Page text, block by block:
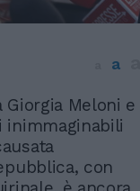
a
Meloni e
inimmaginabili
con